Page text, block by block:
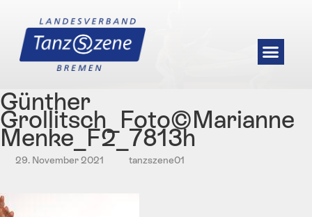
Günther
Grollitsch_Foto©Marianne
Menke_F2_7813h
29. November 2021 tanzszene01